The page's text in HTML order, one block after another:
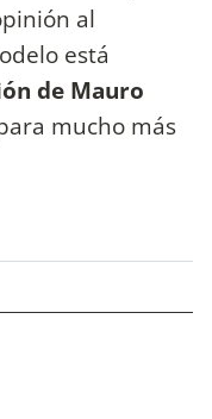
al
está
de Mauro
mucho más